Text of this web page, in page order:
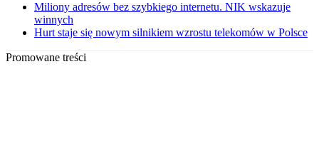
Miliony adresów bez szybkiego internetu. NIK wskazuje
winnych
Hurt staje się nowym silnikiem wzrostu telekomów w Polsce
Promowane treści